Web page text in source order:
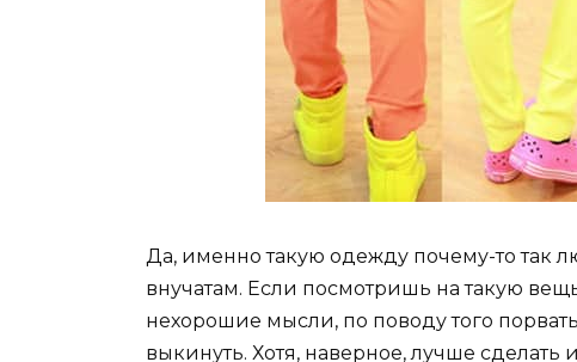
Да, именно такую одежду почему-то так
внучатам. Если посмотришь на такую
нехорошие мысли, по поводу того
выкинуть. Хотя, наверное, лучше сделать